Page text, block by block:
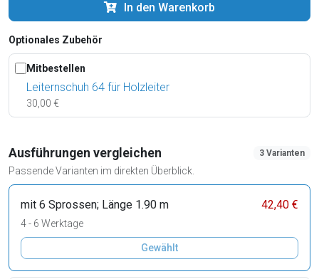
In den Warenkorb
Optionales Zubehör
Mitbestellen
Leiternschuh 64 für Holzleiter
30,00 €
Ausführungen vergleichen
Passende Varianten im direkten Überblick.
3 Varianten
mit 6 Sprossen; Länge 1.90 m 42,40 €
4 - 6 Werktage
Gewählt